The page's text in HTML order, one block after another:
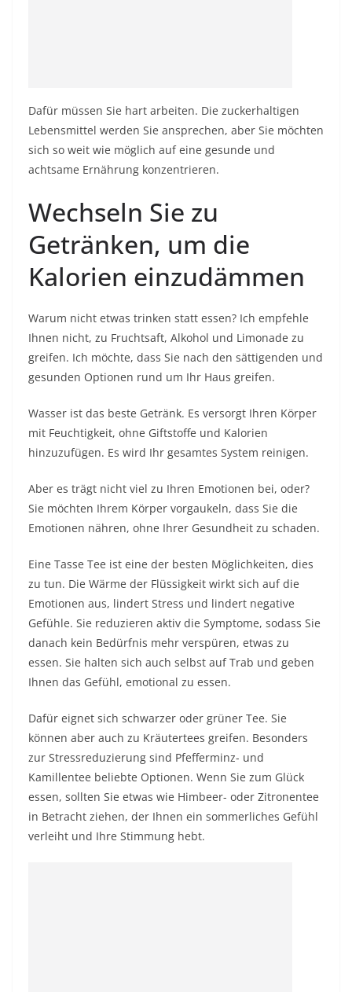
Dafür müssen Sie hart arbeiten. Die zuckerhaltigen
Lebensmittel werden Sie ansprechen, aber Sie möchten
sich so weit wie möglich auf eine gesunde und
achtsame Ernährung konzentrieren.
Wechseln Sie zu
Getränken, um die
Kalorien einzudämmen
Warum nicht etwas trinken statt essen? Ich empfehle
Ihnen nicht, zu Fruchtsaft, Alkohol und Limonade zu
greifen. Ich möchte, dass Sie nach den sättigenden und
gesunden Optionen rund um Ihr Haus greifen.
Wasser ist das beste Getränk. Es versorgt Ihren Körper
mit Feuchtigkeit, ohne Giftstoffe und Kalorien
hinzuzufügen. Es wird Ihr gesamtes System reinigen.
Aber es trägt nicht viel zu Ihren Emotionen bei, oder?
Sie möchten Ihrem Körper vorgaukeln, dass Sie die
Emotionen nähren, ohne Ihrer Gesundheit zu schaden.
Eine Tasse Tee ist eine der besten Möglichkeiten, dies
zu tun. Die Wärme der Flüssigkeit wirkt sich auf die
Emotionen aus, lindert Stress und lindert negative
Gefühle. Sie reduzieren aktiv die Symptome, sodass Sie
danach kein Bedürfnis mehr verspüren, etwas zu
essen. Sie halten sich auch selbst auf Trab und geben
Ihnen das Gefühl, emotional zu essen.
Dafür eignet sich schwarzer oder grüner Tee. Sie
können aber auch zu Kräutertees greifen. Besonders
zur Stressreduzierung sind Pfefferminz- und
Kamillentee beliebte Optionen. Wenn Sie zum Glück
essen, sollten Sie etwas wie Himbeer- oder Zitronentee
in Betracht ziehen, der Ihnen ein sommerliches Gefühl
verleiht und Ihre Stimmung hebt.